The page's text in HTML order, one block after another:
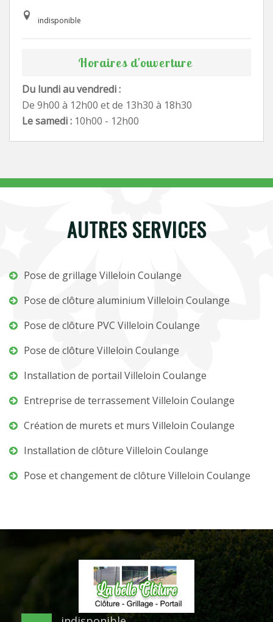
indisponible
Horaires d'ouverture
Du lundi au vendredi :
De 9h00 à 12h00 et de 13h30 à 18h30
Le samedi : 10h00 - 12h00
AUTRES SERVICES
Pose de grillage Villeloin Coulange
Pose de clôture aluminium Villeloin Coulange
Pose de clôture PVC Villeloin Coulange
Pose de clôture Villeloin Coulange
Installation de portail Villeloin Coulange
Entreprise de terrassement Villeloin Coulange
Création de murets et murs Villeloin Coulange
Installation de clôture Villeloin Coulange
Pose et changement de clôture Villeloin Coulange